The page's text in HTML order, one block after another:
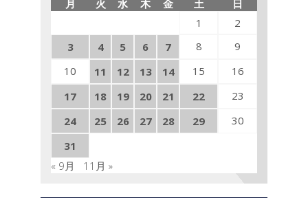
K-
ア
マ
チ
ュ
ア」
東
京・
GSP
人
月 火 水 木 金 土
日
1
2
3
4 5 6 7 8
9
10
11 12 13 14 15
16
17
18 19 20 21 22
23
24
25 26 27 28 29
30
31
« 9月
11月 »